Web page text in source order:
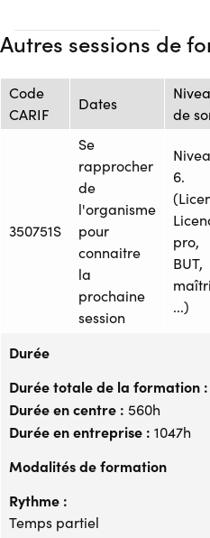
Autres sessions de
Code
CARIF
Dates
de
350751S
Se
rapprocher
de
l'organisme
pour
connaitre
la
prochaine
session
6.
pro,
BUT,
...)
Durée
Durée totale de la formation :
Durée en centre : 560h
Durée en entreprise : 1047h
Modalités de formation
Rythme :
Temps partiel